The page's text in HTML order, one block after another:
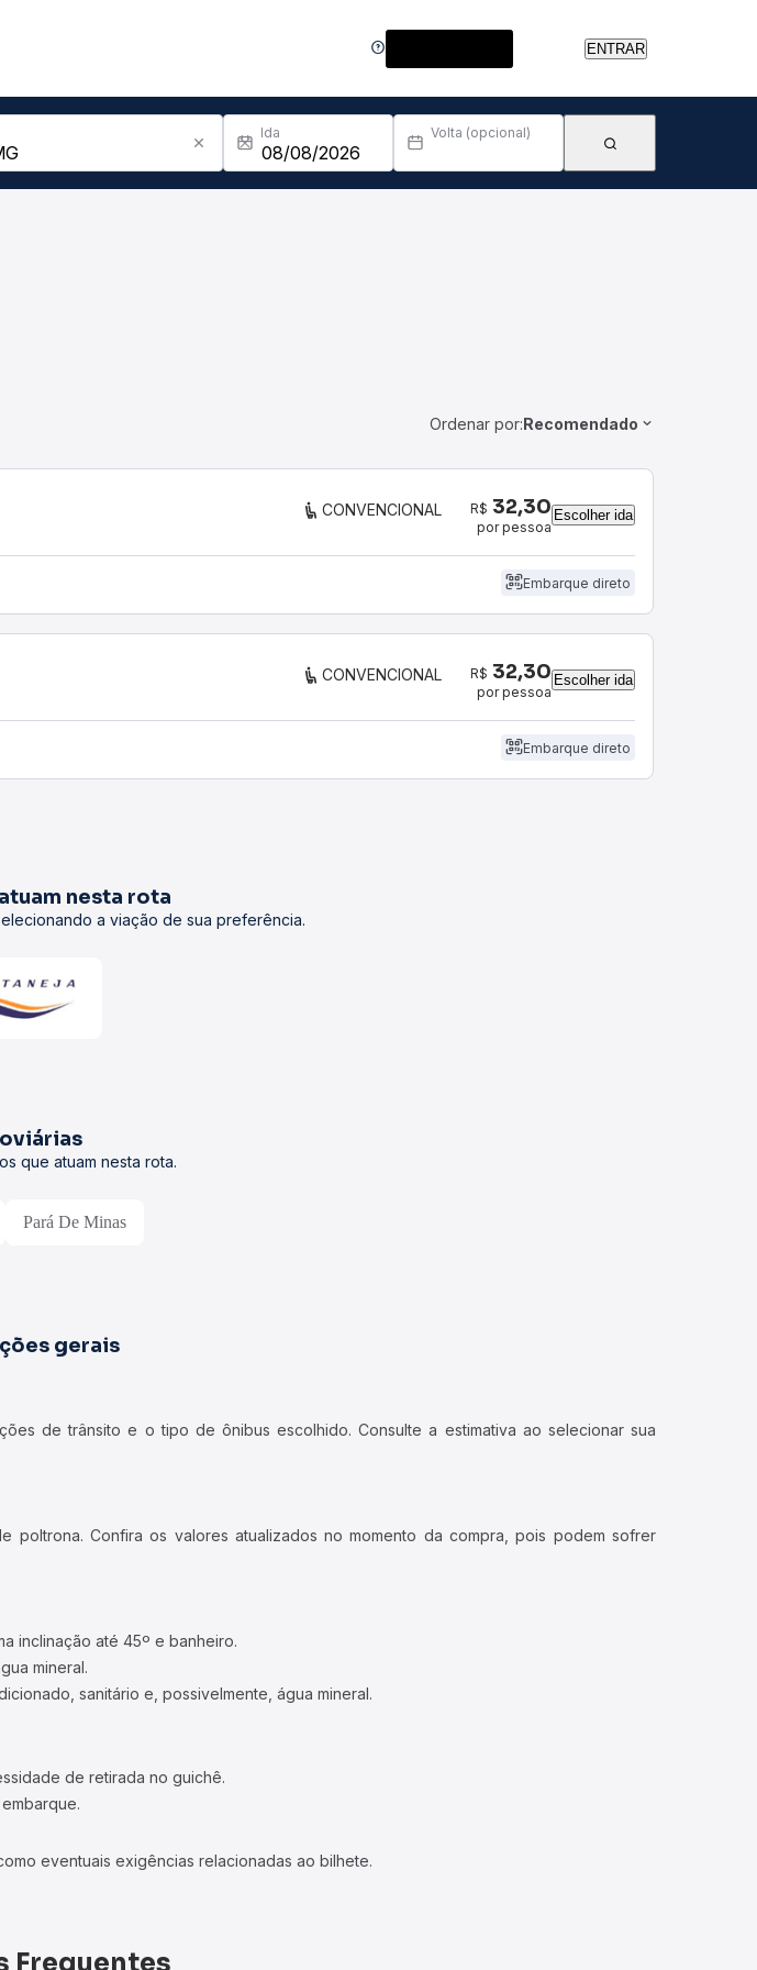
ENTRAR
Ida Volta (opcional)
Ordenar por:Recomendado
CONVENCIONAL R$ 32,30
por pessoa
Escolher ida
Embarque direto
CONVENCIONAL R$ 32,30
por pessoa
Escolher ida
Embarque direto
nesta rota
a viação de sua preferência.
que atuam nesta rota.
Pará De Minas
gerais
de trânsito e o tipo de ônibus escolhido. Consulte a estimativa ao selecionar sua
Confira os valores atualizados no momento da compra, pois podem sofrer
inclinação até 45º e banheiro.
mineral.
sanitário e, possivelmente, água mineral.
de retirada no guichê.
eventuais exigências relacionadas ao bilhete.
Frequentes